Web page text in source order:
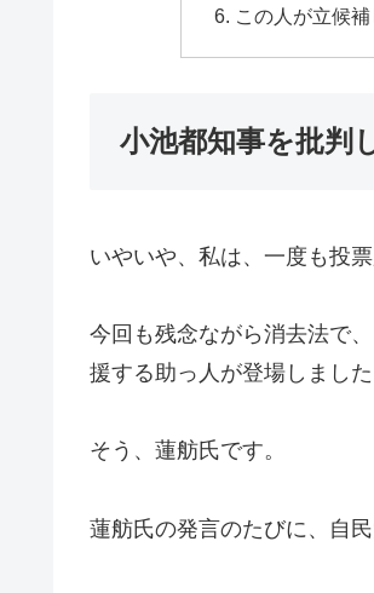
この人が立候
小池都知事を批判
いやいや、私は、一度も投
今回も残念ながら消去法で
援する助っ人が登場しました
そう、蓮舫氏です。
蓮舫氏の発言のたびに、自